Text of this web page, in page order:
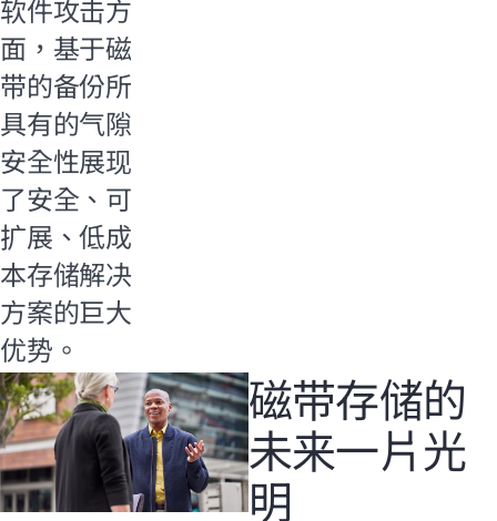
软件攻击方
面，基于磁
带的备份所
具有的气隙
安全性展现
了安全、可
扩展、低成
本存储解决
方案的巨大
优势。
磁带存储的
未来一片光
明